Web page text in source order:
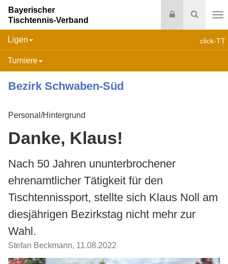
Suche
Login
Bayerischer
Tischtennis-Verband
click-TT
Ligen
Turniere
Bezirk Schwaben-Süd
Personal/Hintergrund
Danke, Klaus!
Nach 50 Jahren ununterbrochener
ehrenamtlicher Tätigkeit für den
Tischtennissport, stellte sich Klaus Noll am
diesjährigen Bezirkstag nicht mehr zur
Wahl.
Stefan Beckmann, 11.08.2022